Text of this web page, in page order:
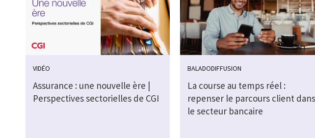
VIDÉO
Assurance : une nouvelle ère |
Perspectives sectorielles de CGI
BALADODIFFUSION
La course au temps réel :
repenser le parcours client dans
le secteur bancaire